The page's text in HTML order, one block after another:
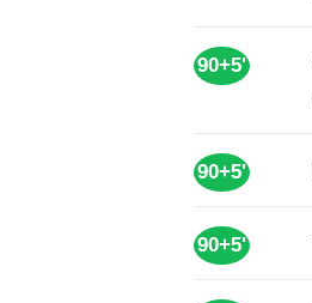
90+5'
90+5'
90+5'